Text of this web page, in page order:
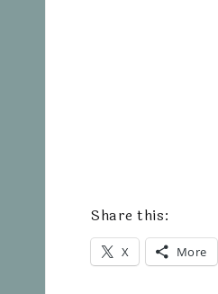
Share this:
X More